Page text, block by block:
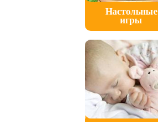
Настольные
игры